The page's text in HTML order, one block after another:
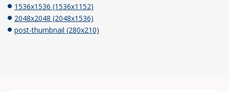
1536x1536 (1536x1152)
2048x2048 (2048x1536)
post-thumbnail (280x210)